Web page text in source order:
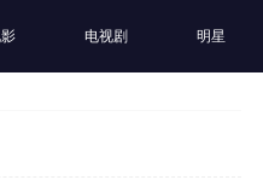
电视剧 明星